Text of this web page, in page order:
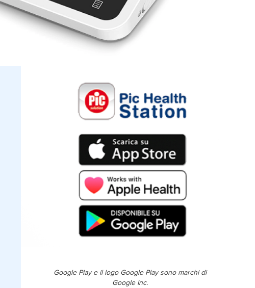
Google Play e il logo Google Play sono marchi di
Google Inc.